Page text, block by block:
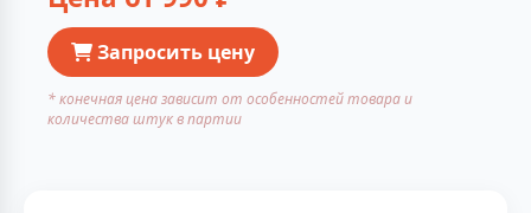
Запросить цену
* конечная цена зависит от особенностей товара и
количества штук в партии